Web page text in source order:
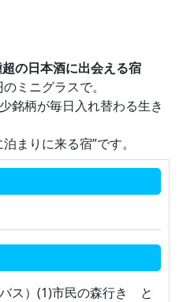
の日本酒に出会える宿
ミニグラスで。
銘柄が毎日入れ替わる生き
まりに来る宿”です。
ス）(1)市民の森行き と